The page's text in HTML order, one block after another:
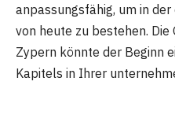
anpassungsfähig, um in
von heute zu bestehen.
Zypern könnte der Beginn
Kapitels in Ihrer